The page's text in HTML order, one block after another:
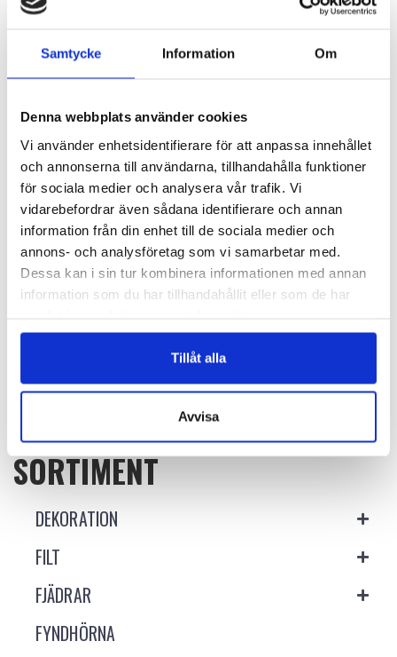
Samtycke Information Om
Denna webbplats använder cookies
Vi använder enhetsidentifierare för att anpassa innehållet
och annonserna till användarna, tillhandahålla funktioner
för sociala medier och analysera vår trafik. Vi
vidarebefordrar även sådana identifierare och annan
information från din enhet till de sociala medier och
annons- och analysföretag som vi samarbetar med.
Dessa kan i sin tur kombinera informationen med annan
information som du har tillhandahållit eller som de har
Tillåt alla
Avvisa
READ MORE
Logga in för att se pris
READ MORE
PKR1
PLASTKARKAS RUND
READ MORE
VT006
LITEN APPRETERINGSPENSEL
READ MORE
SORTIMENT
DEKORATION
FILT
FJÄDRAR
FYNDHÖRNA